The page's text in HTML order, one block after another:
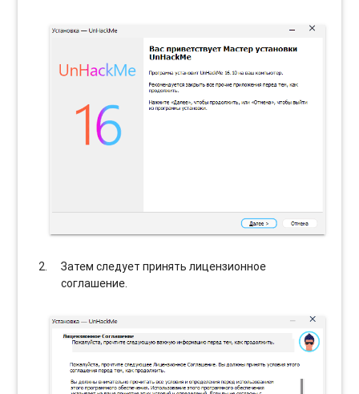
Затем следует принять лицензионное
соглашение.